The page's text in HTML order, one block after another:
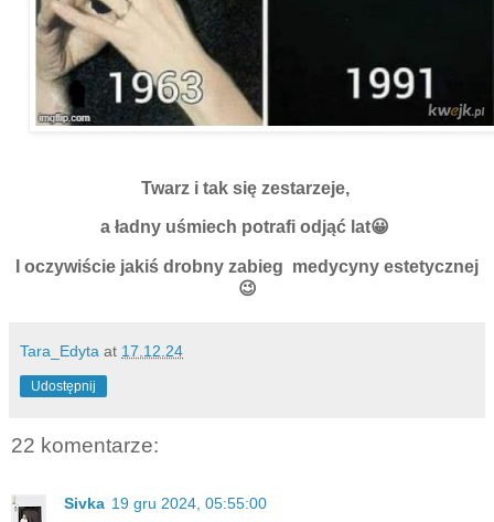
Twarz i tak się zestarzeje,
a ładny uśmiech potrafi odjąć lat😀
I oczywiście jakiś drobny zabieg medycyny estetycznej
😉
Tara_Edyta at 17.12.24
Udostępnij
22 komentarze:
Sivka 19 gru 2024, 05:55:00